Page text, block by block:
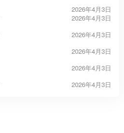
2026年4月3日
2026年4月3日
2026年4月3日
2026年4月3日
2026年4月3日
2026年4月3日